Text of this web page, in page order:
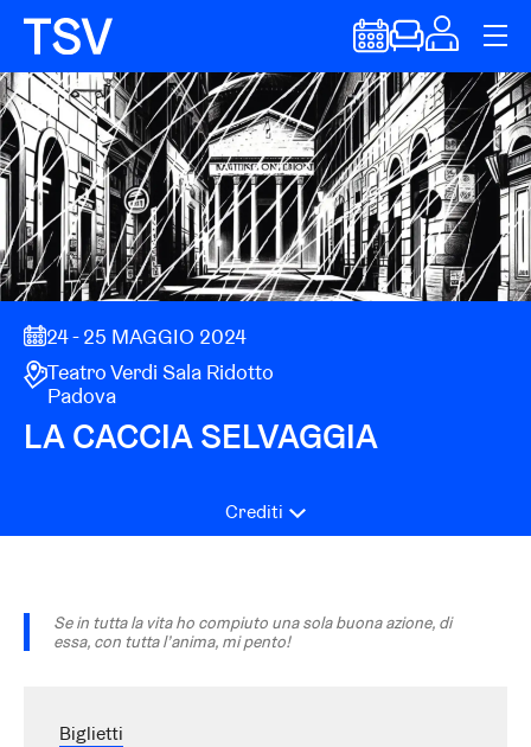
24 - 25 MAGGIO 2024
Teatro Verdi Sala Ridotto
Padova
LA CACCIA SELVAGGIA
Crediti
Se in tutta la vita ho compiuto una sola buona azione, di
essa, con tutta l’anima, mi pento!
Biglietti